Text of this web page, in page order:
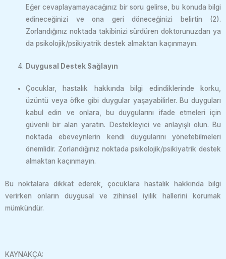
Eğer cevaplayamayacağınız bir soru gelirse, bu konuda bilgi
edineceğinizi ve ona geri döneceğinizi belirtin (2).
Zorlandığınız noktada takibinizi sürdüren doktorunuzdan ya
da psikolojik/psikiyatrik destek almaktan kaçınmayın.
Duygusal Destek Sağlayın
Çocuklar, hastalık hakkında bilgi edindiklerinde korku,
üzüntü veya öfke gibi duygular yaşayabilirler. Bu duyguları
kabul edin ve onlara, bu duygularını ifade etmeleri için
güvenli bir alan yaratın. Destekleyici ve anlayışlı olun. Bu
noktada ebeveynlerin kendi duygularını yönetebilmeleri
önemlidir. Zorlandığınız noktada psikolojik/psikiyatrik destek
almaktan kaçınmayın.
Bu noktalara dikkat ederek, çocuklara hastalık hakkında bilgi
verirken onların duygusal ve zihinsel iyilik hallerini korumak
mümkündür.
KAYNAKÇA: